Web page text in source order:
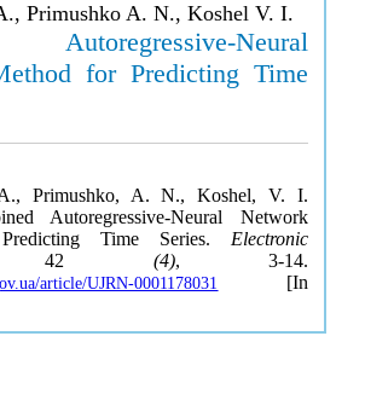
Primushko A. N., Koshel V. I.
Autoregressive-Neural
for Predicting Time
Primushko, A. N., Koshel, V. I.
Autoregressive-Neural Network
Time Series. Electronic
42 (4), 3-14.
article/UJRN-0001178031
[In